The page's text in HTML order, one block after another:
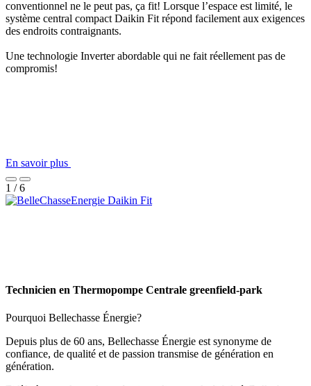
conventionnel ne le peut pas, ça fit! Lorsque l’espace est limité, le
système central compact Daikin Fit répond facilement aux exigences
des endroits contraignants.
Une technologie Inverter abordable qui ne fait réellement pas de
compromis!
En savoir plus
1 / 6
Technicien en Thermopompe Centrale greenfield-park
Pourquoi Bellechasse Énergie?
Depuis plus de 60 ans, Bellechasse Énergie est synonyme de
confiance, de qualité et de passion transmise de génération en
génération.